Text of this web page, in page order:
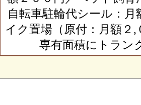
自転車駐輪代シール：
イク置場（原付：月額２
専有面積にトラン